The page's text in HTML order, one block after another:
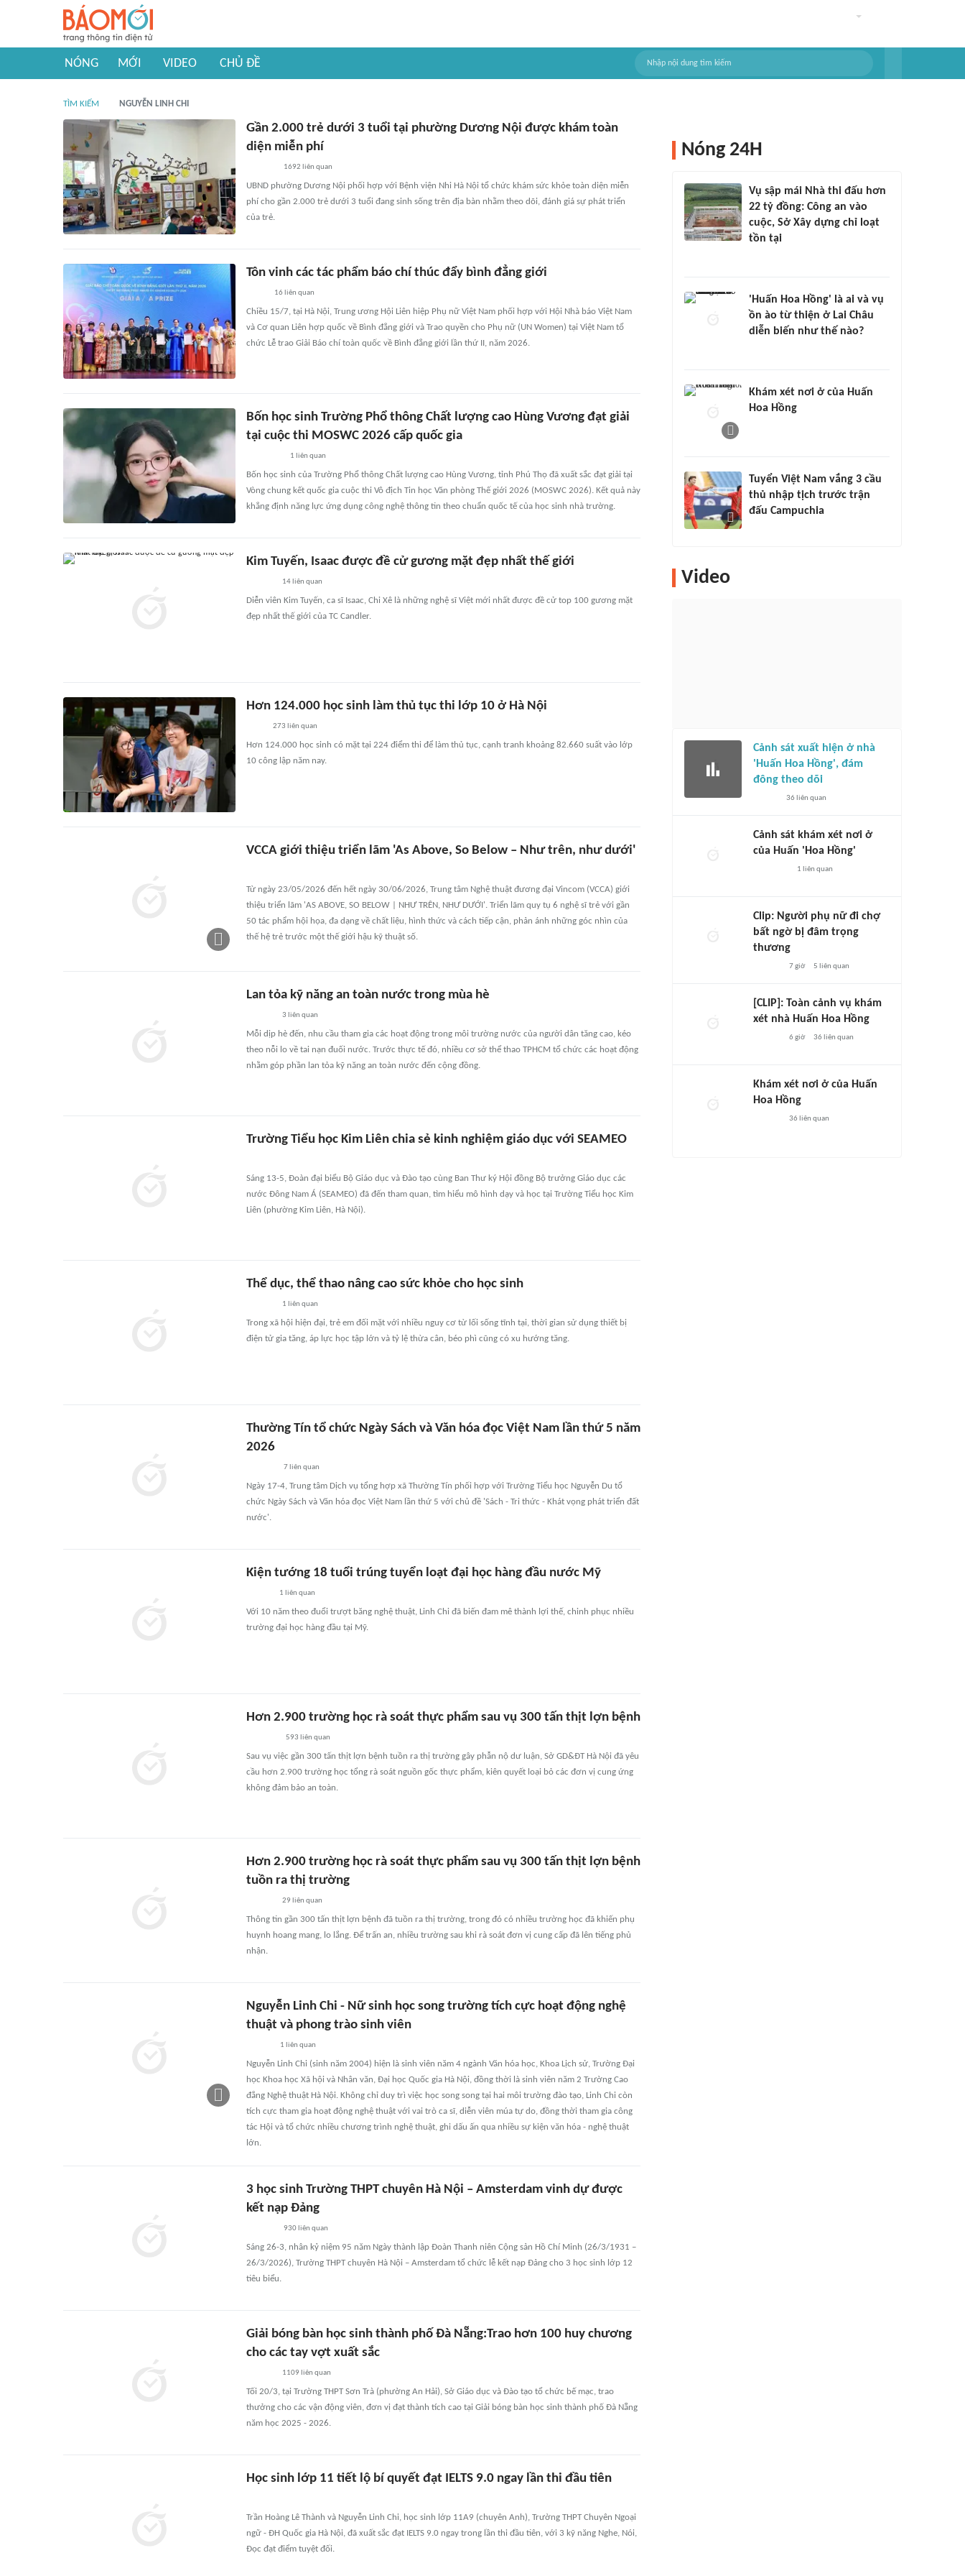
NÓNG MỚI VIDEO CHỦ ĐỀ
TÌM KIẾM NGUYỄN LINH CHI
Gần 2.000 trẻ dưới 3 tuổi tại phường Dương Nội được khám toàn
diện miễn phí
1692 liên quan
UBND phường Dương Nội phối hợp với Bệnh viện Nhi Hà Nội tổ chức khám sức khỏe toàn diện miễn
phí cho gần 2.000 trẻ dưới 3 tuổi đang sinh sống trên địa bàn nhằm theo dõi, đánh giá sự phát triển
của trẻ.
Tôn vinh các tác phẩm báo chí thúc đẩy bình đẳng giới
16 liên quan
Chiều 15/7, tại Hà Nội, Trung ương Hội Liên hiệp Phụ nữ Việt Nam phối hợp với Hội Nhà báo Việt Nam
và Cơ quan Liên hợp quốc về Bình đẳng giới và Trao quyền cho Phụ nữ (UN Women) tại Việt Nam tổ
chức Lễ trao Giải Báo chí toàn quốc về Bình đẳng giới lần thứ II, năm 2026.
Bốn học sinh Trường Phổ thông Chất lượng cao Hùng Vương đạt giải
tại cuộc thi MOSWC 2026 cấp quốc gia
1 liên quan
Bốn học sinh của Trường Phổ thông Chất lượng cao Hùng Vương, tỉnh Phú Thọ đã xuất sắc đạt giải tại
Vòng chung kết quốc gia cuộc thi Vô địch Tin học Văn phòng Thế giới 2026 (MOSWC 2026). Kết quả này
khẳng định năng lực ứng dụng công nghệ thông tin theo chuẩn quốc tế của học sinh nhà trường.
Kim Tuyến, Isaac được đề cử gương mặt đẹp nhất thế giới
14liên quan
Diễn viên Kim Tuyến, ca sĩ Isaac, Chi Xê là những nghệ sĩ Việt mới nhất được đề cử top 100 gương mặt
đẹp nhất thế giới của TC Candler.
Hơn 124.000 học sinh làm thủ tục thi lớp 10 ở Hà Nội
273 liên quan
Hơn 124.000 học sinh có mặt tại 224 điểm thi để làm thủ tục, cạnh tranh khoảng 82.660 suất vào lớp
10 công lập năm nay.
VCCA giới thiệu triển lãm 'As Above, So Below – Như trên, như dưới'
Từ ngày 23/05/2026 đến hết ngày 30/06/2026, Trung tâm Nghệ thuật đương đại Vincom (VCCA) giới
thiệu triển lãm 'AS ABOVE, SO BELOW | NHƯ TRÊN, NHƯ DƯỚI'. Triển lãm quy tụ 6 nghệ sĩ trẻ với gần
50 tác phẩm hội họa, đa dạng về chất liệu, hình thức và cách tiếp cận, phản ánh những góc nhìn của
thế hệ trẻ trước một thế giới hậu kỹ thuật số.
Lan tỏa kỹ năng an toàn nước trong mùa hè
3 liên quan
Mỗi dịp hè đến, nhu cầu tham gia các hoạt động trong môi trường nước của người dân tăng cao, kéo
theo nỗi lo về tai nạn đuối nước. Trước thực tế đó, nhiều cơ sở thể thao TPHCM tổ chức các hoạt động
nhằm góp phần lan tỏa kỹ năng an toàn nước đến cộng đồng.
Trường Tiểu học Kim Liên chia sẻ kinh nghiệm giáo dục với SEAMEO
Sáng 13-5, Đoàn đại biểu Bộ Giáo dục và Đào tạo cùng Ban Thư ký Hội đồng Bộ trưởng Giáo dục các
nước Đông Nam Á (SEAMEO) đã đến tham quan, tìm hiểu mô hình dạy và học tại Trường Tiểu học Kim
Liên (phường Kim Liên, Hà Nội).
Thể dục, thể thao nâng cao sức khỏe cho học sinh
1 liên quan
Trong xã hội hiện đại, trẻ em đối mặt với nhiều nguy cơ từ lối sống tĩnh tại, thời gian sử dụng thiết bị
điện tử gia tăng, áp lực học tập lớn và tỷ lệ thừa cân, béo phì cũng có xu hướng tăng.
Thường Tín tổ chức Ngày Sách và Văn hóa đọc Việt Nam lần thứ 5 năm
2026
7liên quan
Ngày 17-4, Trung tâm Dịch vụ tổng hợp xã Thường Tín phối hợp với Trường Tiểu học Nguyễn Du tổ
chức Ngày Sách và Văn hóa đọc Việt Nam lần thứ 5 với chủ đề 'Sách - Tri thức - Khát vọng phát triển đất
nước'.
Kiện tướng 18 tuổi trúng tuyển loạt đại học hàng đầu nước Mỹ
1 liên quan
Với 10 năm theo đuổi trượt băng nghệ thuật, Linh Chi đã biến đam mê thành lợi thế, chinh phục nhiều
trường đại học hàng đầu tại Mỹ.
Hơn 2.900 trường học rà soát thực phẩm sau vụ 300 tấn thịt lợn bệnh
593 liên quan
Sau vụ việc gần 300 tấn thịt lợn bệnh tuồn ra thị trường gây phẫn nộ dư luận, Sở GD&ĐT Hà Nội đã yêu
cầu hơn 2.900 trường học tổng rà soát nguồn gốc thực phẩm, kiên quyết loại bỏ các đơn vị cung ứng
không đảm bảo an toàn.
Hơn 2.900 trường học rà soát thực phẩm sau vụ 300 tấn thịt lợn bệnh
tuồn ra thị trường
29 liên quan
Thông tin gần 300 tấn thịt lợn bệnh đã tuồn ra thị trường, trong đó có nhiều trường học đã khiến phụ
huynh hoang mang, lo lắng. Để trấn an, nhiều trường sau khi rà soát đơn vị cung cấp đã lên tiếng phủ
nhận.
Nguyễn Linh Chi - Nữ sinh học song trường tích cực hoạt động nghệ
thuật và phong trào sinh viên
1 liên quan
Nguyễn Linh Chi (sinh năm 2004) hiện là sinh viên năm 4 ngành Văn hóa học, Khoa Lịch sử, Trường Đại
học Khoa học Xã hội và Nhân văn, Đại học Quốc gia Hà Nội, đồng thời là sinh viên năm 2 Trường Cao
đẳng Nghệ thuật Hà Nội. Không chỉ duy trì việc học song song tại hai môi trường đào tạo, Linh Chi còn
tích cực tham gia hoạt động nghệ thuật với vai trò ca sĩ, diễn viên múa tự do, đồng thời tham gia công
tác Hội và tổ chức nhiều chương trình nghệ thuật, ghi dấu ấn qua nhiều sự kiện văn hóa - nghệ thuật
lớn.
3 học sinh Trường THPT chuyên Hà Nội – Amsterdam vinh dự được
kết nạp Đảng
930liên quan
Sáng 26-3, nhân kỷ niệm 95 năm Ngày thành lập Đoàn Thanh niên Cộng sản Hồ Chí Minh (26/3/1931 –
26/3/2026), Trường THPT chuyên Hà Nội – Amsterdam tổ chức lễ kết nạp Đảng cho 3 học sinh lớp 12
tiêu biểu.
Giải bóng bàn học sinh thành phố Đà Nẵng:Trao hơn 100 huy chương
cho các tay vợt xuất sắc
1109 liên quan
Tối 20/3, tại Trường THPT Sơn Trà (phường An Hải), Sở Giáo dục và Đào tạo tổ chức bế mạc, trao
thưởng cho các vận động viên, đơn vị đạt thành tích cao tại Giải bóng bàn học sinh thành phố Đà Nẵng
năm học 2025 - 2026.
Học sinh lớp 11 tiết lộ bí quyết đạt IELTS 9.0 ngay lần thi đầu tiên
Trần Hoàng Lê Thành và Nguyễn Linh Chi, học sinh lớp 11A9 (chuyên Anh), Trường THPT Chuyên Ngoại
ngữ - ĐH Quốc gia Hà Nội, đã xuất sắc đạt IELTS 9.0 ngay trong lần thi đầu tiên, với 3 kỹ năng Nghe, Nói,
Đọc đạt điểm tuyệt đối.
Nóng 24H
Vụ sập mái Nhà thi đấu hơn
22 tỷ đồng: Công an vào
cuộc, Sở Xây dựng chỉ loạt
tồn tại
'Huấn Hoa Hồng' là ai và vụ
ồn ào từ thiện ở Lai Châu
diễn biến như thế nào?
Khám xét nơi ở của Huấn
Hoa Hồng
Tuyển Việt Nam vắng 3 cầu
thủ nhập tịch trước trận
đấu Campuchia
Video
Cảnh sát xuất hiện ở nhà
'Huấn Hoa Hồng', đám
đông theo dõi
36 liên quan
Cảnh sát khám xét nơi ở
của Huấn 'Hoa Hồng'
1 liên quan
Clip: Người phụ nữ đi chợ
bất ngờ bị đâm trọng
thương
7 giờ 5 liên quan
[CLIP]: Toàn cảnh vụ khám
xét nhà Huấn Hoa Hồng
6 giờ 36 liên quan
Khám xét nơi ở của Huấn
Hoa Hồng
36 liên quan